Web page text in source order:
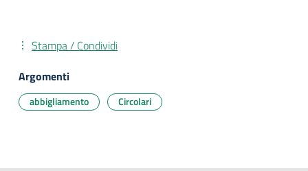
Stampa / Condividi
Argomenti
abbigliamento Circolari